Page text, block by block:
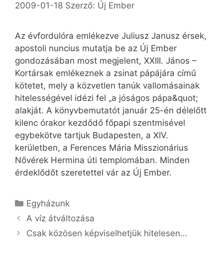
2009-01-18 Szerző: Új Ember
Az évfordulóra emlékezve Juliusz Janusz érsek,
apostoli nuncius mutatja be az Új Ember
gondozásában most megjelent, XXIII. János –
Kortársak emlékeznek a zsinat pápájára című
kötetet, mely a közvetlen tanúk vallomásainak
hitelességével idézi fel „a jóságos pápa&quot;
alakját. A könyvbemutatót január 25-én délelőtt
kilenc órakor kezdődő főpapi szentmisével
egybekötve tartjuk Budapesten, a XIV.
kerületben, a Ferences Mária Misszionárius
Nővérek Hermina úti templomában. Minden
érdeklődőt szeretettel vár az Új Ember.
Kategória
Egyházunk
A víz átváltozása
Csak közösen képviselhetjük hitelesen…